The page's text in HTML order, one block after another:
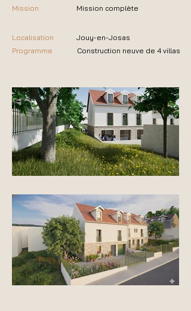
Mission
Mission complète
Localisation
Jouy-en-Josas
Programme
Construction neuve de 4 villas